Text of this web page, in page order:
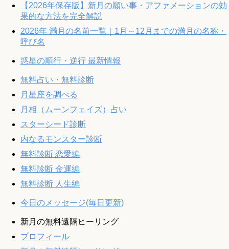
【2026年保存版】新月の願い事・アファメーションの効
果的な方法を完全解説
2026年 満月の名前一覧｜1月～12月までの満月の名称・
呼び名
惑星の順行・逆行 最新情報
無料占い・無料診断
月星座を調べる
月相（ムーンフェイズ）占い
スターシード診断
内なるモンスター診断
無料診断 恋愛編
無料診断 金運編
無料診断 人生編
今日のメッセージ(毎日更新)
新月の無料遠隔ヒーリング
プロフィール